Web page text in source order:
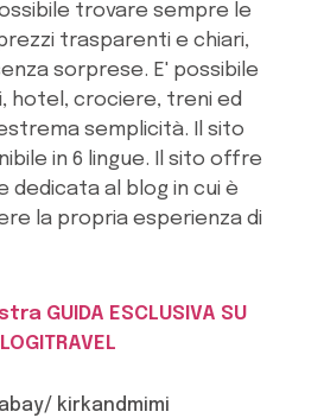
trovare sempre le
trasparenti e chiari,
sorprese. E' possibile
hotel, crociere, treni ed
semplicità. Il sito
in 6 lingue. Il sito offre
dedicata al blog in cui è
la propria esperienza di
GUIDA ESCLUSIVA SU
LOGITRAVEL
kirkandmimi